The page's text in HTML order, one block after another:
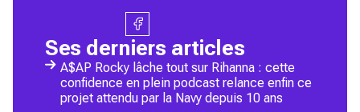
Ses derniers articles
A$AP Rocky lâche tout sur Rihanna : cette
confidence en plein podcast relance enfin ce
projet attendu par la Navy depuis 10 ans